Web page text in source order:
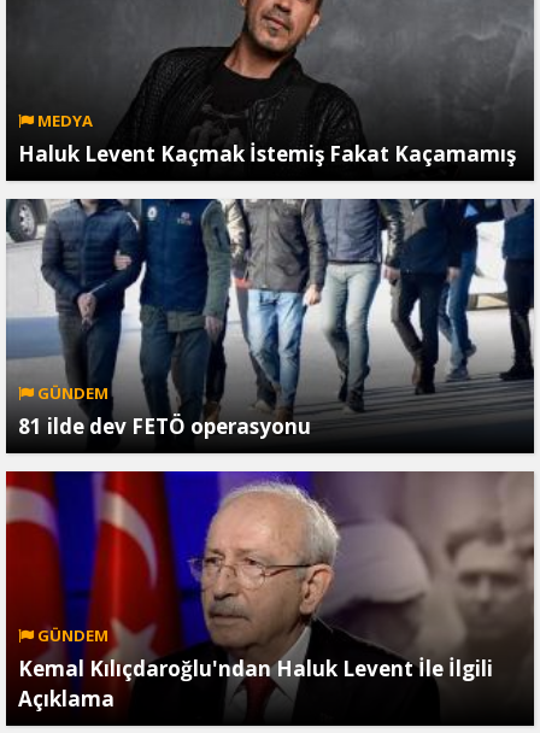
MEDYA
Haluk Levent Kaçmak İstemiş Fakat Kaçamamış
GÜNDEM
81 ilde dev FETÖ operasyonu
GÜNDEM
Kemal Kılıçdaroğlu'ndan Haluk Levent İle İlgili
Açıklama